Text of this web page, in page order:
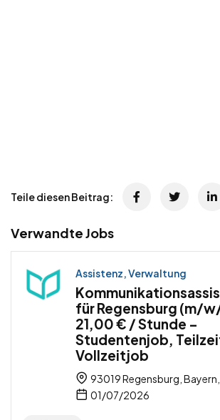
Teile diesen Beitrag:
Verwandte Jobs
Assistenz, Verwaltung
für Regensburg (m/
21,00 € / Stunde –
Studentenjob,
Vollzeitjob
93019 Regensburg,
01/07/2026